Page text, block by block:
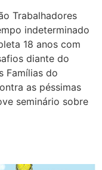
Trabalhadores
indeterminado
18 anos com
diante do
Famílias do
as péssimas
seminário sobre